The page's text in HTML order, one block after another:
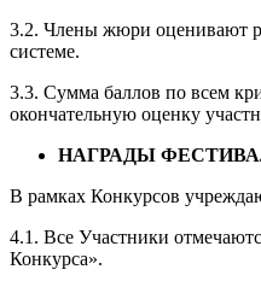
3.2. Члены жюри оценивают
системе.
3.3. Сумма баллов по всем
окончательную оценку
НАГРАДЫ
В рамках Конкурсов
4.1. Все Участники
Конкурса».